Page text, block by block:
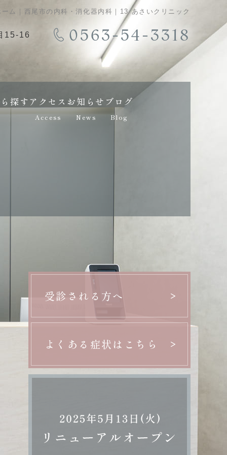
ーム｜西尾市の内科・消化器内科｜13 あさいクリニック
15-16 0563-54-3318
探すアクセス
Access
お知らせ
News
ブログ
Blog
受診される方へ
よくある症状はこちら